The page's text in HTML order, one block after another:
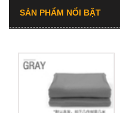
SẢN PHẨM NỔI BẬT